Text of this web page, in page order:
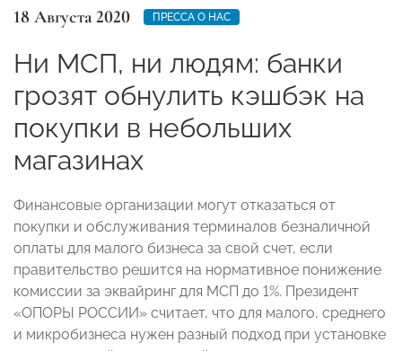
18 Августа 2020 ПРЕССА О НАС
Ни МСП, ни людям: банки
грозят обнулить кэшбэк на
покупки в небольших
магазинах
Финансовые организации могут отказаться от
покупки и обслуживания терминалов безналичной
оплаты для малого бизнеса за свой счет, если
правительство решится на нормативное понижение
комиссии за эквайринг для МСП до 1%. Президент
«ОПОРЫ РОССИИ» считает, что для малого, среднего
и микробизнеса нужен разный подход при установке